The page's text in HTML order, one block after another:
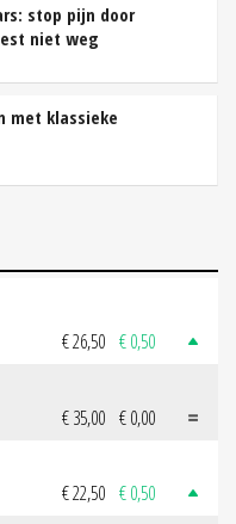
stop pijn door
niet weg
met klassieke
€ 26,50 € 0,50
€ 35,00 € 0,00
€ 22,50 € 0,50